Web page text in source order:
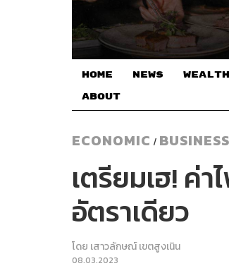
HOME NEWS WEALTH
ABOUT
ECONOMIC / BUSINESS
เตรียมเฮ! ค่
อัตราเดียว
โดย เสาวลักษณ์ เขตสูงเนิน
08.03.2023